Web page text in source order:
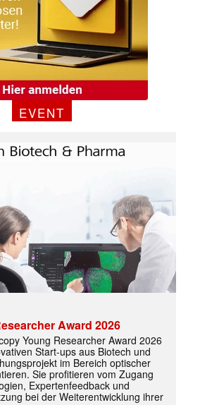
EVENT
Award 2026
Young Researcher Award 2026
Start-ups aus Biotech und
im Bereich optischer
Sie profitieren vom Zugang
Expertenfeedback und
bei der Weiterentwicklung ihrer